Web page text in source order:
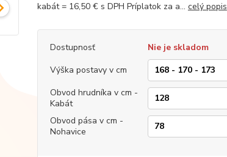
kabát = 16,50 € s DPH Príplatok za a... celý popis
Dostupnosť
Nie je skladom
Výška postavy v cm
Obvod hrudníka v cm -
Kabát
Obvod pása v cm -
Nohavice